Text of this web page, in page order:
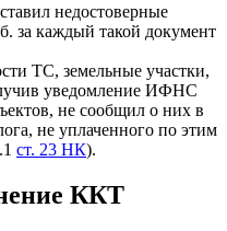
недостоверные
за каждый такой документ
ТС, земельные участки,
уведомление ИФНС
не сообщил о них в
не уплаченного по этим
ст. 23 НК).
ККТ